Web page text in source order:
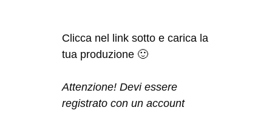
Clicca nel link sotto e carica la
tua produzione 🙂
Attenzione! Devi essere
registrato con un account